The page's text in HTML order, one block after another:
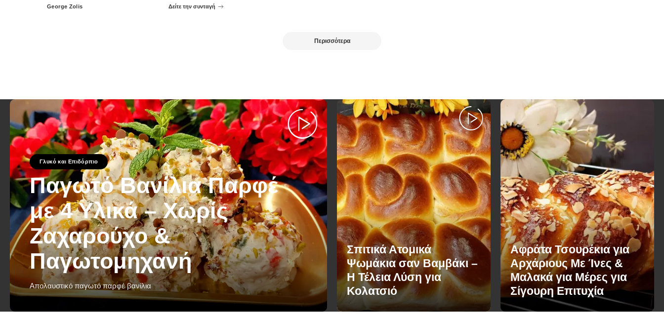
Posted
George Zolis Δείτε την συνταγή
Περισσότερα
Γλυκό και Επιδόρπιο
Παγωτό Βανίλια Παρφέ
με 4 Υλικά – Χωρίς
Ζαχαρούχο &
Παγωτομηχανή
Απολαυστικό παγωτό παρφέ βανίλια
Σπιτικά Ατομικά
Ψωμάκια σαν Βαμβάκι –
Η Τέλεια Λύση για
Κολατσιό
Αφράτα Τσουρέκια για
Αρχάριους Με Ίνες &
Μαλακά για Μέρες για
Σίγουρη Επιτυχία